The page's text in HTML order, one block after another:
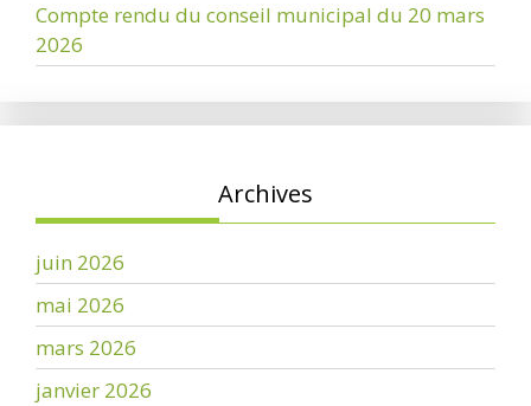
Compte rendu du conseil municipal du 20 mars
2026
Archives
juin 2026
mai 2026
mars 2026
janvier 2026